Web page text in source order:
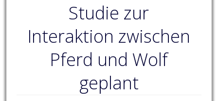
Studie zur
Interaktion zwischen
Pferd und Wolf
geplant